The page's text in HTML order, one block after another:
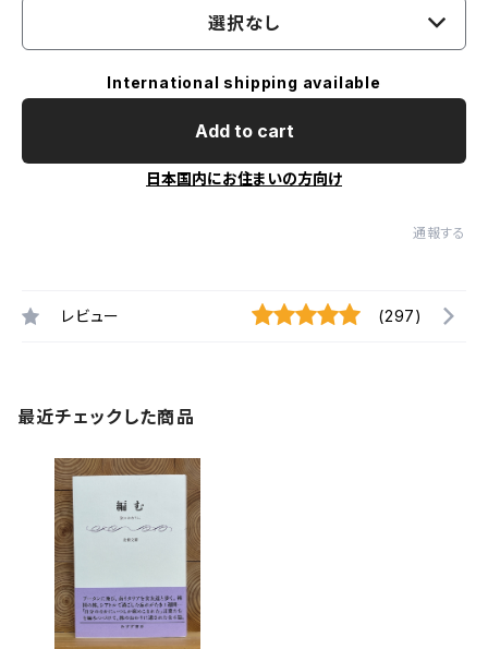
選択なし
International shipping available
Add to cart
日本国内にお住まいの方向け
通報する
レビュー (297)
最近チェックした商品